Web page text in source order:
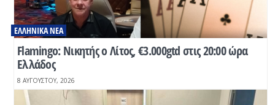
Flamingo: Νικητής ο Λίτος, €3.000gtd στις 20:00 ώρα
Ελλάδος
ΕΛΛΗΝΙΚΆ ΝΈΑ
8 ΑΥΓΟΎΣΤΟΥ, 2026